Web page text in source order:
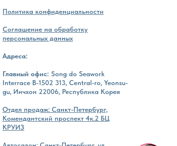
Политика конфиденциальности
Соглашение на обработку
персональных данных
Адреса:
Главный офис: Song do Seawork
Interrace B-1502 313, Central-ro, Yeonsu-
gu, Инчхон 22006, Республика Корея
Отдел продаж: Санкт-Петербург,
Комендантский проспект 4к.2 БЦ
КРУИЗ